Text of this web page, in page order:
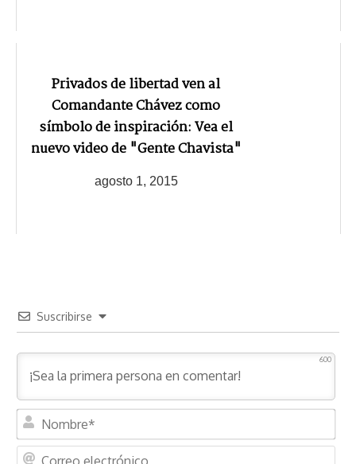
Privados de libertad ven al
Comandante Chávez como
símbolo de inspiración: Vea el
nuevo video de "Gente Chavista"
agosto 1, 2015
Suscribirse
600
o
m